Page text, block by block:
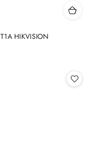
HIKVISION